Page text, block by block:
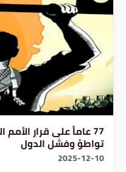
تواطؤ وفشل الدول
2025-12-10